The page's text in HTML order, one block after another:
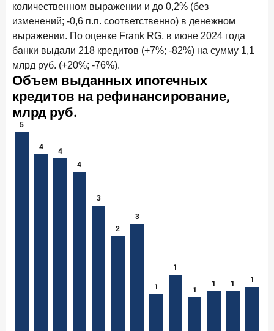
количественном выражении и до 0,2% (без
изменений; -0,6 п.п. соответственно) в денежном
выражении. По оценке Frank RG, в июне 2024 года
банки выдали 218 кредитов (+7%; -82%) на сумму 1,1
млрд руб. (+20%; -76%).